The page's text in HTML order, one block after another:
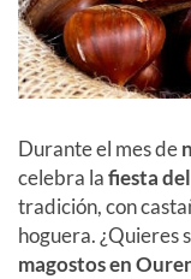
Durante el mes de
celebra lafiesta
tradición, con
hoguera. ¿Quieres
magostos en